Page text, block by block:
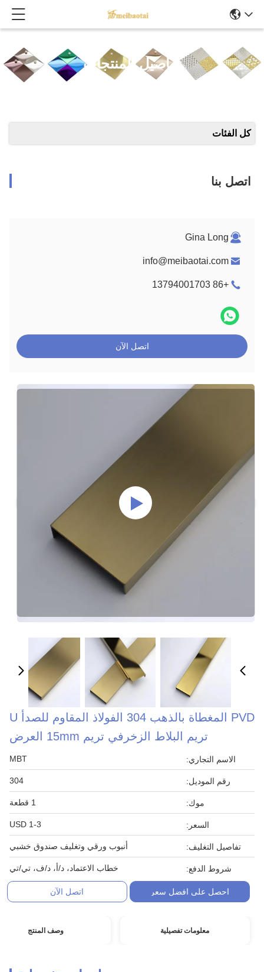
تفاصيل المنتجات
كل الفئات
اتصل بنا
Gina Long
info@meibaotai.com
+86 13794001703
اتصل الآن
PVD المغطاة بالذهب 304 الفولاذ المقاوم للصدأ U
تريم البلاط الزخرفي تريم 15mm العرض
الاسم التجاري: MBT
رقم الموديل: 304
موك: 1 قطعة
السعر: 1-3 USD
تفاصيل التغليف: أنبوب ورقي وتغليف صندوق خشبي
شروط الدفع: خطاب الاعتماد، د/أ، د/ف، تي/تي
احصل على افضل سعر اتصل الآن
معلومات تفصيلية وصف المنتج